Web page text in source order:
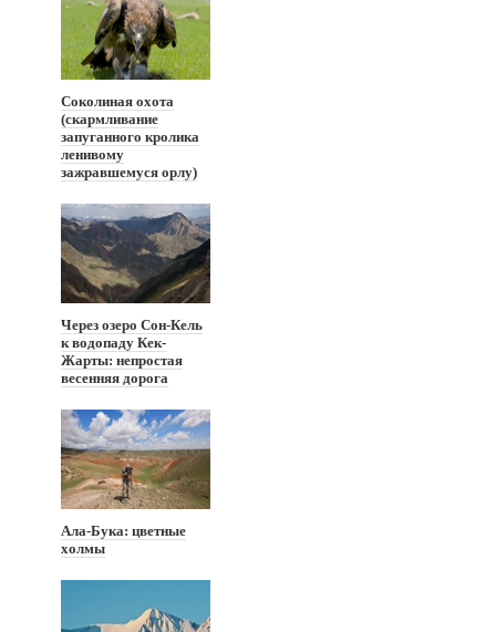
Соколиная охота
(скармливание
запуганного кролика
ленивому
зажравшемуся орлу)
Через озеро Сон-Кель
к водопаду Кек-
Жарты: непростая
весенняя дорога
Ала-Бука: цветные
холмы